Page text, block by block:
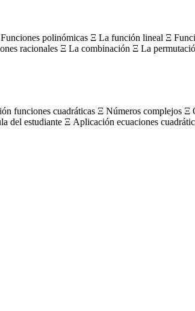
polinómicas Ξ La función lineal Ξ
racionales Ξ La combinación Ξ La
funciones cuadráticas Ξ Números complejos
del estudiante Ξ Aplicación ecuaciones